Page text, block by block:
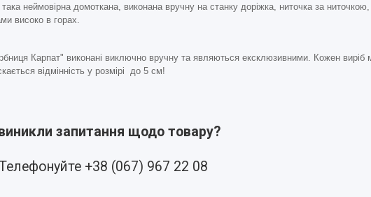
така неймовірна домоткана, виконана вручну на станку доріжка, ниточка за
високо в горах.
Карпат" виконані виключно вручну та являються ексклюзивними. Кожен виріб
відмінність у розмірі до 5 см!
запитання щодо товару?
+38 (067) 967 22 08